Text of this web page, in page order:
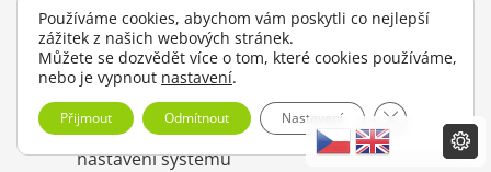
Správce– má plný přístup ke správě
uživatelů, nastavení a konfigurací.
Manažer— Může kontrolovat sestavy a
schvalovat transakce, ale nemůže měnit
nastavení systému
Používáme cookies, abychom vám poskytli co nejlepší
zážitek z našich webových stránek.
Můžete se dozvědět více o tom, které cookies používáme,
nebo je vypnout nastavení.
Přijmout Odmítnout Nastavení Zavřít cookie